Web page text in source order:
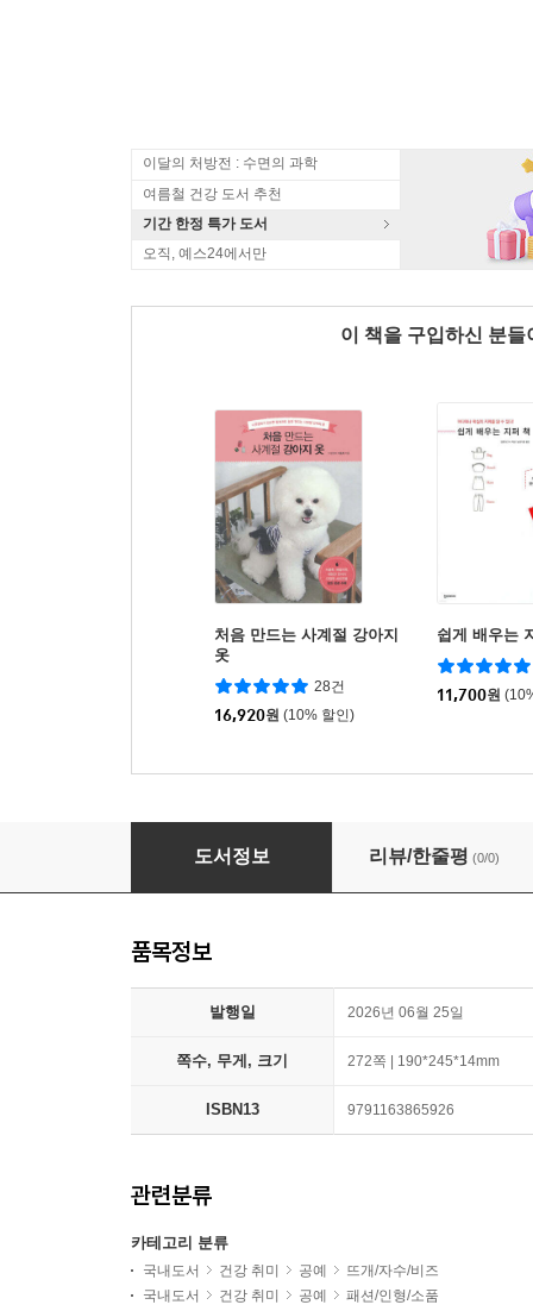
이달의 처방전 : 수면의 과학
여름철 건강 도서 추천
기간 한정 특가 도서
오직, 예스24에서만
이 책을 구입하신 분
처음 만드는 사계절 강아지
옷
28건
16,920원 (10% 할인)
쉽게 배우는
11,700원
우리 강아지의 작은 옷장
도서정보 리뷰/한줄평 (0/0)
품목정보
발행일 2026년 06월 25일
쪽수, 무게, 크기 272쪽 | 190*245*14mm
ISBN13 9791163865926
관련분류
카테고리 분류
국내도서 건강 취미 공예
뜨개/자수/비즈
국내도서
건강 취미 공예
패션/인형/소품